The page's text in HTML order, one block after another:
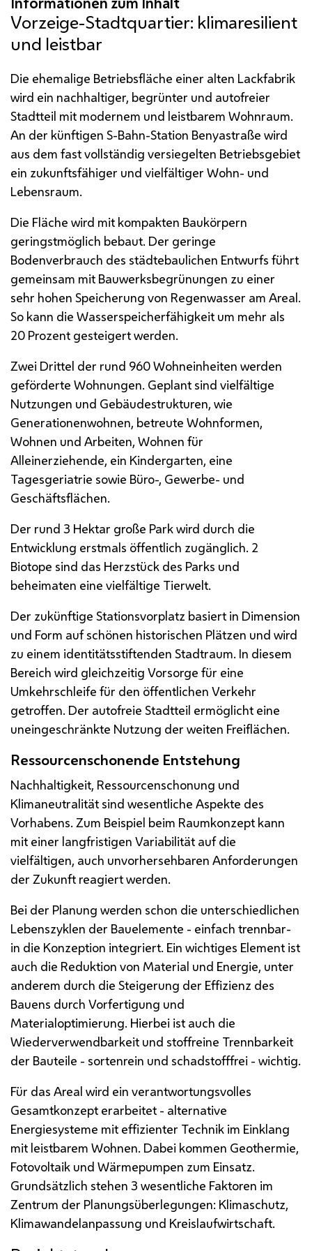
Vorzeige-Stadtquartier: klimaresilient
und leistbar
Die ehemalige Betriebsfläche einer alten Lackfabrik
wird ein nachhaltiger, begrünter und autofreier
Stadtteil mit modernem und leistbarem Wohnraum.
An der künftigen S-Bahn-Station Benyastraße wird
aus dem fast vollständig versiegelten Betriebsgebiet
ein zukunftsfähiger und vielfältiger Wohn- und
Lebensraum.
Die Fläche wird mit kompakten Baukörpern
geringstmöglich bebaut. Der geringe
Bodenverbrauch des städtebaulichen Entwurfs führt
gemeinsam mit Bauwerksbegrünungen zu einer
sehr hohen Speicherung von Regenwasser am Areal.
So kann die Wasserspeicherfähigkeit um mehr als
20 Prozent gesteigert werden.
Zwei Drittel der rund 960 Wohneinheiten werden
geförderte Wohnungen. Geplant sind vielfältige
Nutzungen und Gebäudestrukturen, wie
Generationenwohnen, betreute Wohnformen,
Wohnen und Arbeiten, Wohnen für
Alleinerziehende, ein Kindergarten, eine
Tagesgeriatrie sowie Büro-, Gewerbe- und
Geschäftsflächen.
Der rund 3 Hektar große Park wird durch die
Entwicklung erstmals öffentlich zugänglich. 2
Biotope sind das Herzstück des Parks und
beheimaten eine vielfältige Tierwelt.
Der zukünftige Stationsvorplatz basiert in Dimension
und Form auf schönen historischen Plätzen und wird
zu einem identitätsstiftenden Stadtraum. In diesem
Bereich wird gleichzeitig Vorsorge für eine
Umkehrschleife für den öffentlichen Verkehr
getroffen. Der autofreie Stadtteil ermöglicht eine
uneingeschränkte Nutzung der weiten Freiflächen.
Ressourcenschonende Entstehung
Nachhaltigkeit, Ressourcenschonung und
Klimaneutralität sind wesentliche Aspekte des
Vorhabens. Zum Beispiel beim Raumkonzept kann
mit einer langfristigen Variabilität auf die
vielfältigen, auch unvorhersehbaren Anforderungen
der Zukunft reagiert werden.
Bei der Planung werden schon die unterschiedlichen
Lebenszyklen der Bauelemente - einfach trennbar-
in die Konzeption integriert. Ein wichtiges Element ist
auch die Reduktion von Material und Energie, unter
anderem durch die Steigerung der Effizienz des
Bauens durch Vorfertigung und
Materialoptimierung. Hierbei ist auch die
Wiederverwendbarkeit und stoffreine Trennbarkeit
der Bauteile - sortenrein und schadstofffrei - wichtig.
Für das Areal wird ein verantwortungsvolles
Gesamtkonzept erarbeitet - alternative
Energiesysteme mit effizienter Technik im Einklang
mit leistbarem Wohnen. Dabei kommen Geothermie,
Fotovoltaik und Wärmepumpen zum Einsatz.
Grundsätzlich stehen 3 wesentliche Faktoren im
Zentrum der Planungsüberlegungen: Klimaschutz,
Klimawandelanpassung und Kreislaufwirtschaft.